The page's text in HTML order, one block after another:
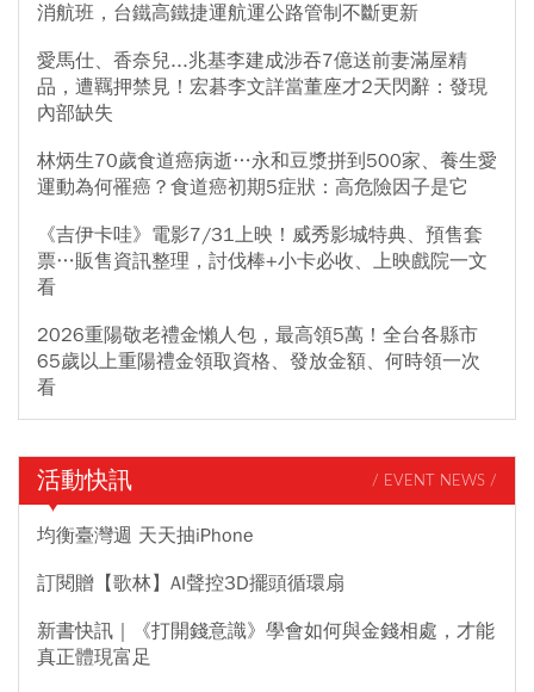
消航班，台鐵高鐵捷運航運公路管制不斷更新
愛馬仕、香奈兒...兆基李建成涉吞7億送前妻滿屋精
品，遭羈押禁見！宏碁李文詳當董座才2天閃辭：發現
內部缺失
林炳生70歲食道癌病逝…永和豆漿拼到500家、養生愛
運動為何罹癌？食道癌初期5症狀：高危險因子是它
《吉伊卡哇》電影7/31上映！威秀影城特典、預售套
票…販售資訊整理，討伐棒+小卡必收、上映戲院一文
看
2026重陽敬老禮金懶人包，最高領5萬！全台各縣市
65歲以上重陽禮金領取資格、發放金額、何時領一次
看
活動快訊 / EVENT NEWS /
均衡臺灣週 天天抽iPhone
訂閱贈【歌林】AI聲控3D擺頭循環扇
新書快訊｜《打開錢意識》學會如何與金錢相處，才能
真正體現富足